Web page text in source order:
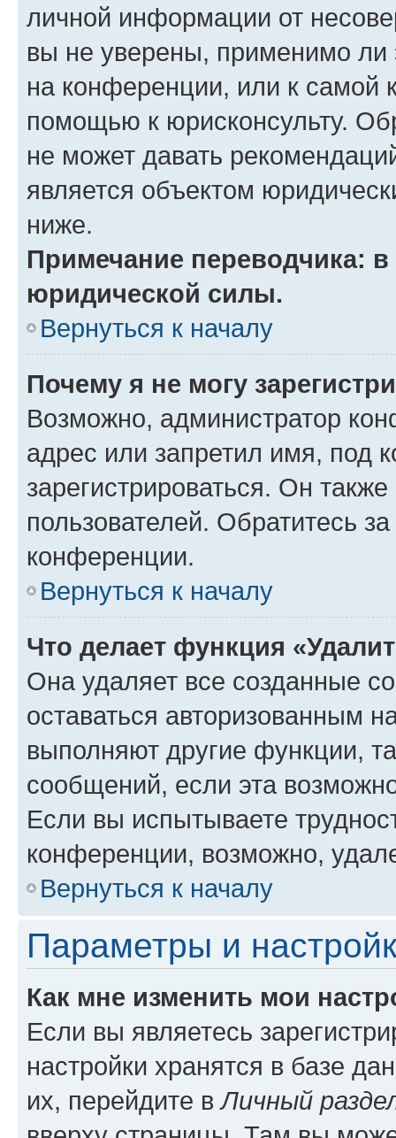
личной информации от
вы не уверены, применимо ли
на конференции, или к самой
помощью к юрисконсульту.
не может давать
является объектом
ниже.
Примечание переводчика:
юридической силы.
Вернуться к началу
Почему я не могу
Возможно, администратор
адрес или запретил имя, под
зарегистрироваться. Он
пользователей. Обратитесь
конференции.
Вернуться к началу
Что делает функция
Она удаляет все созданные
оставаться авторизованным
выполняют другие функции,
сообщений, если эта
Если вы испытываете
конференции, возможно,
Вернуться к началу
Параметры и
Как мне изменить мои
Если вы являетесь
настройки хранятся в базе
их, перейдите вЛичный